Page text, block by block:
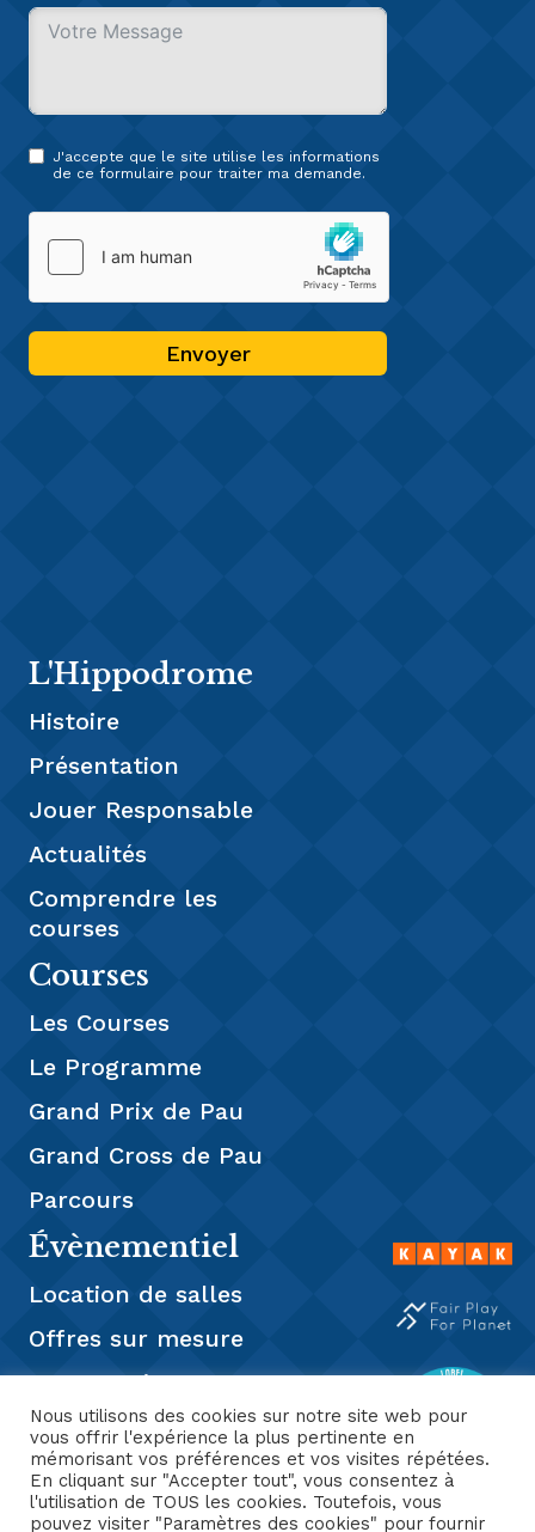
J'accepte que le site utilise les informations
de ce formulaire pour traiter ma demande.
Envoyer
L'Hippodrome
Histoire
Présentation
Jouer Responsable
Actualités
Comprendre les
courses
Courses
Les Courses
Le Programme
Grand Prix de Pau
Grand Cross de Pau
Parcours
Évènementiel
Location de salles
Offres sur mesure
Restauration
Presse
Nous utilisons des cookies sur notre site web pour
vous offrir l'expérience la plus pertinente en
mémorisant vos préférences et vos visites répétées.
En cliquant sur "Accepter tout", vous consentez à
l'utilisation de TOUS les cookies. Toutefois, vous
pouvez visiter "Paramètres des cookies" pour fournir